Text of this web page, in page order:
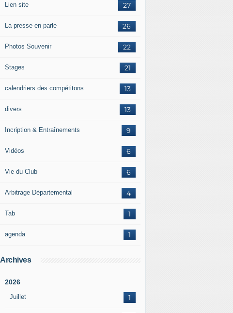
27
Lien site
26
La presse en parle
22
Photos Souvenir
21
Stages
13
calendriers des compétitons
13
divers
9
Incription & Entraînements
6
Vidéos
6
Vie du Club
4
Arbitrage Départemental
1
Tab
1
agenda
Archives
2026
Juillet 1